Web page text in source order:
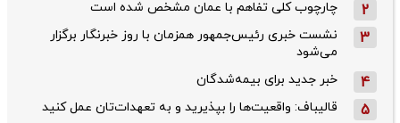
2 چارچوب کلی تفاهم با عمان مشخص شده است
3
نشست خبری رئیس‌جمهور همزمان با روز خبرنگار برگزار
می‌شود
4 خبر جدید برای بیمه‌شدگان
5 قالیباف: واقعیت‌ها را بپذیرید و به تعهدات‌تان عمل کنید